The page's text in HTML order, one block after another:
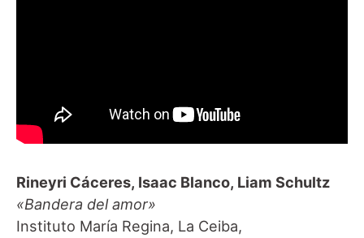
Rineyri Cáceres, Isaac Blanco, Liam Schultz
«Bandera del amor»
Instituto María Regina, La Ceiba,